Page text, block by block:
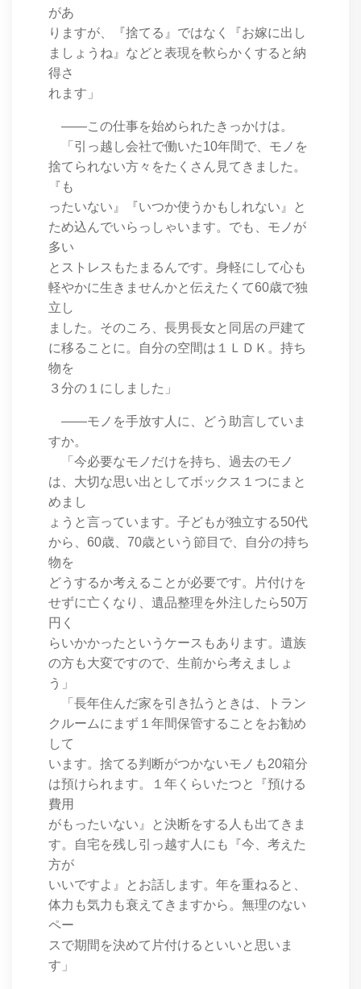
があ
りますが、『捨てる』ではなく『お嫁に出し
ましょうね』などと表現を軟らかくすると納
得さ
れます」
――この仕事を始められたきっかけは。
「引っ越し会社で働いた10年間で、モノを
捨てられない方々をたくさん見てきました。
『も
ったいない』『いつか使うかもしれない』と
ため込んでいらっしゃいます。でも、モノが
多い
とストレスもたまるんです。身軽にして心も
軽やかに生きませんかと伝えたくて60歳で独
立し
ました。そのころ、長男長女と同居の戸建て
に移ることに。自分の空間は１ＬＤＫ。持ち
物を
３分の１にしました」
――モノを手放す人に、どう助言していま
すか。
「今必要なモノだけを持ち、過去のモノ
は、大切な思い出としてボックス１つにまと
めまし
ょうと言っています。子どもが独立する50代
から、60歳、70歳という節目で、自分の持ち
物を
どうするか考えることが必要です。片付けを
せずに亡くなり、遺品整理を外注したら50万
円く
らいかかったというケースもあります。遺族
の方も大変ですので、生前から考えましょ
う」
「長年住んだ家を引き払うときは、トラン
クルームにまず１年間保管することをお勧め
して
います。捨てる判断がつかないモノも20箱分
は預けられます。１年くらいたつと『預ける
費用
がもったいない』と決断をする人も出てきま
す。自宅を残し引っ越す人にも『今、考えた
方が
いいですよ』とお話します。年を重ねると、
体力も気力も衰えてきますから。無理のない
ペー
スで期間を決めて片付けるといいと思いま
す」